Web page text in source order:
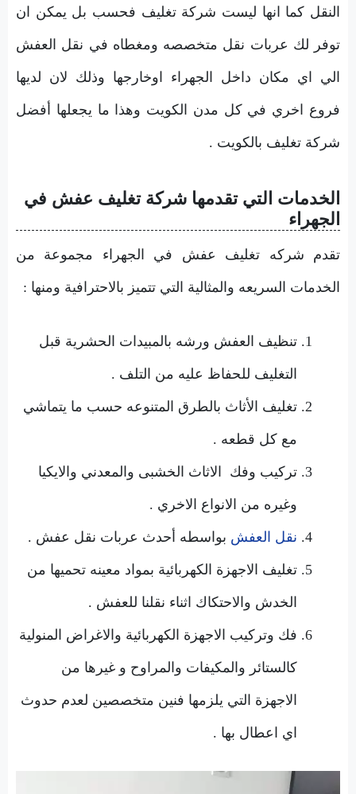
النقل كما انها ليست شركة تغليف فحسب بل يمكن ان
توفر لك عربات نقل متخصصه ومغطاه في نقل العفش
الي اي مكان داخل الجهراء اوخارجها وذلك لان لديها
فروع اخري في كل مدن الكويت وهذا ما يجعلها أفضل
شركة تغليف بالكويت .
الخدمات التي تقدمها شركة تغليف عفش في
الجهراء
تقدم شركه تغليف عفش في الجهراء مجموعة من
الخدمات السريعه والمثالية التي تتميز بالاحترافية ومنها :
تنظيف العفش ورشه بالمبيدات الحشرية قبل
التغليف للحفاظ عليه من التلف .
تغليف الأثاث بالطرق المتنوعه حسب ما يتماشي
مع كل قطعه .
تركيب وفك الاثاث الخشبى والمعدني والايكيا
وغيره من الانواع الاخري .
نقل العفش بواسطه أحدث عربات نقل عفش .
تغليف الاجهزة الكهربائية بمواد معينه تحميها من
الخدش والاحتكاك اثناء نقلنا للعفش .
فك وتركيب الاجهزة الكهربائية والاغراض المنولية
كالستائر والمكيفات والمراوح و غيرها من
الاجهزة التي يلزمها فنين متخصصين لعدم حدوث
اي اعطال بها .